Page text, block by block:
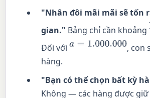
"Nhân đôi mãi mãi sẽ tốn
gian." Bảng chỉ cần khoảng
Đối vớia=1.000.000
, con
hàng.
"Bạn có thể chọn bất kỳ
Không — các hàng được giữ